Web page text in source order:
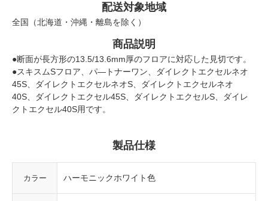
配送対象地域
全国（北海道・沖縄・離島を除く）
商品説明
●断面が長方形の13.5/13.6mm厚のフロアに対応した見切です。
●スキスムSフロア、パ―トナーワン、ダイレクトエクセルネオ
45S、ダイレクトエクセルネオS、ダイレクトエクセルネオ
40S、ダイレクトエクセル45S、ダイレクトエクセルS、ダイレ
クトエクセル40S用です。
製品仕様
カラー ハーモニックホワイト色